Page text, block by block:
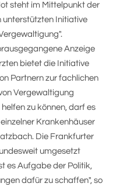
steht im Mittelpunkt der
unterstützten Initiative
Anzeige
bietet die Initiative
Partnern zur fachlichen
Vergewaltigung
zu können, darf es
Krankenhäuser
Die Frankfurter
umgesetzt
es Aufgabe der Politik,
dafür zu schaffen", so